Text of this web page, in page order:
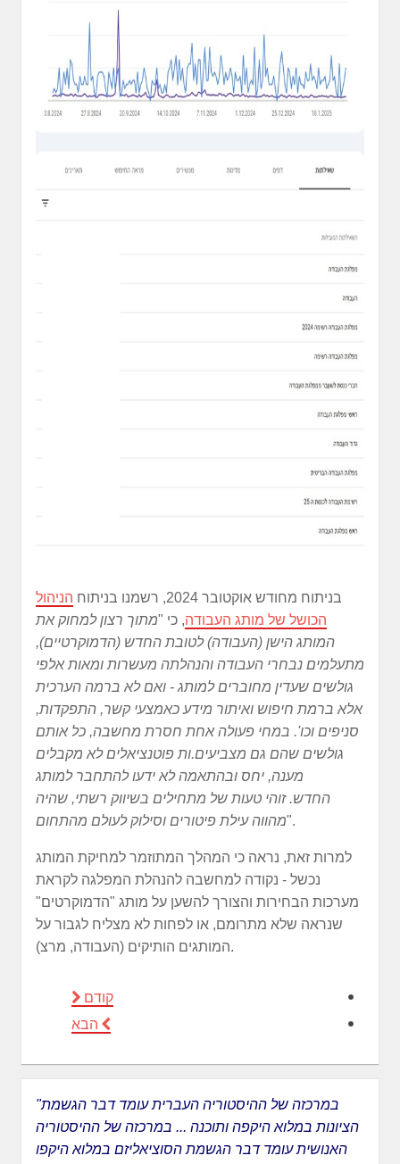
בניתוח מחודש אוקטובר 2024, רשמנו בניתוח
הניהול
הכושל של מותג העבודה, כי "מתוך רצון למחוק את
המותג הישן (העבודה) לטובת החדש (הדמוקרטיים),
מתעלמים נבחרי העבודה והנהלתה מעשרות ומאות אלפי
גולשים שעדין מחוברים למותג - ואם לא ברמה הערכית
אלא ברמת חיפוש ואיתור מידע כאמצעי קשר, התפקדות,
סניפים וכו'. במחי פעולה אחת חסרת מחשבה, כל אותם
גולשים שהם גם מצביעים.ות פוטנציאלים לא מקבלים
מענה, יחס ובהתאמה לא ידעו להתחבר למותג
החדש. זוהי טעות של מתחילים בשיווק רשתי, שהיה
מהווה עילת פיטורים וסילוק לעולם מהתחום".
למרות זאת, נראה כי המהלך המתוזמר למחיקת המותג
נכשל - נקודה למחשבה להנהלת המפלגה לקראת
מערכות הבחירות והצורך להשען על מותג "הדמוקרטים"
שנראה שלא מתרומם, או לפחות לא מצליח לגבור על
המותגים הותיקים (העבודה, מרצ).
קודם
הבא
"במרכזה של ההיסטוריה העברית עומד דבר הגשמת
הציונות במלוא היקפה ותוכנה ... במרכזה של ההיסטוריה
האנושית עומד דבר הגשמת הסוציאליזם במלוא היקפו